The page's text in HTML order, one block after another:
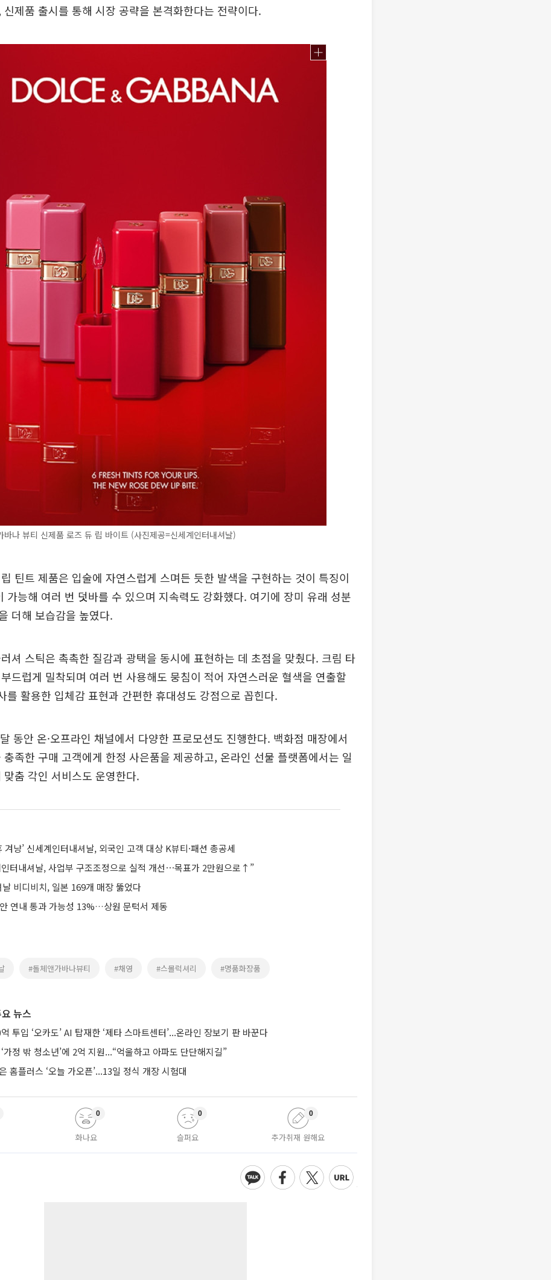
신제품 출시를 통해 시장 공략을 본격화한다는 전략이다.
나 뷰티 신제품 로즈 듀 립 바이트 (사진제공=신세계인터내셔날)
틴트 제품은 입술에 자연스럽게 스며든 듯한 발색을 구현하는 것이 특징이
가능해 여러 번 덧바를 수 있으며 지속력도 강화했다. 여기에 장미 유래 성분
더해 보습감을 높였다.
셔 스틱은 촉촉한 질감과 광택을 동시에 표현하는 데 초점을 맞췄다. 크림 타
드럽게 밀착되며 여러 번 사용해도 뭉침이 적어 자연스러운 혈색을 연출할
를 활용한 입체감 표현과 간편한 휴대성도 강점으로 꼽힌다.
동안 온·오프라인 채널에서 다양한 프로모션도 진행한다. 백화점 매장에서
충족한 구매 고객에게 한정 사은품을 제공하고, 온라인 선물 플랫폼에서는 일
맞춤 각인 서비스도 운영한다.
겨냥’ 신세계인터내셔날, 외국인 고객 대상 K뷰티·패션 총공세
터내셔날, 사업부 구조조정으로 실적 개선⋯목표가 2만원으로↑”
비디비치, 일본 169개 매장 뚫었다
연내 통과 가능성 13%…상원 문턱서 제동
#돌체앤가바나뷰티 #채영 #스몰럭셔리 #명품화장품
뉴스
투입 ‘오카도’ AI 탑재한 ‘제타 스마트센터’...온라인 장보기 판 바꾼다
가정 밖 청소년’에 2억 지원...“억울하고 아파도 단단해지길”
홈플러스 ‘오늘 가오픈’...13일 정식 개장 시험대
화나요
0
슬퍼요
0
추가취재 원해요
0